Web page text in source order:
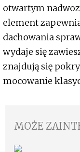
otwartym
element
dachowania
wydaje się
znajdują się
mocowanie
MOŻE